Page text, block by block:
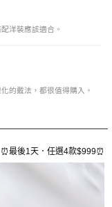
洋裝應該適合。
的戴法，都很值得購入。
⏰最後1天．任選4款$999⏰